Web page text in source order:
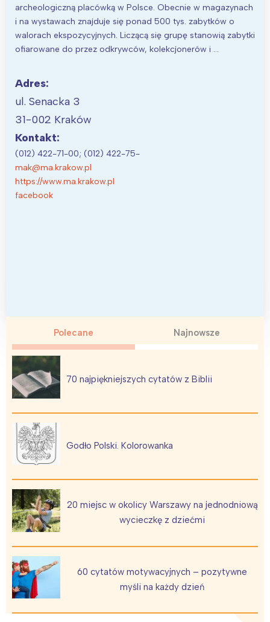
archeologiczną placówką w Polsce. Obecnie w magazynach
i na wystawach znajduje się ponad 500 tys. zabytków o
walorach ekspozycyjnych. Liczącą się grupę stanowią zabytki
ofiarowane do przez odkrywców, kolekcjonerów i …
Adres:
ul. Senacka 3
31-002 Kraków
Kontakt:
(012) 422-71-00; (012) 422-75-
mak@ma.krakow.pl
https://www.ma.krakow.pl
facebook
Polecane Najnowsze
70 najpiękniejszych cytatów z Biblii
Godło Polski. Kolorowanka
20 miejsc w okolicy Warszawy na jednodniową
wycieczkę z dziećmi
60 cytatów motywacyjnych – pozytywne
myśli na każdy dzień